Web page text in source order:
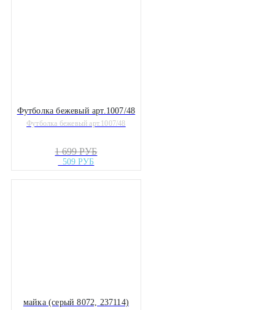
Футболка бежевый арт.1007/48
Футболка бежевый арт.1007/48
1 699 РУБ
509 РУБ
майка (серый 8072, 237114)